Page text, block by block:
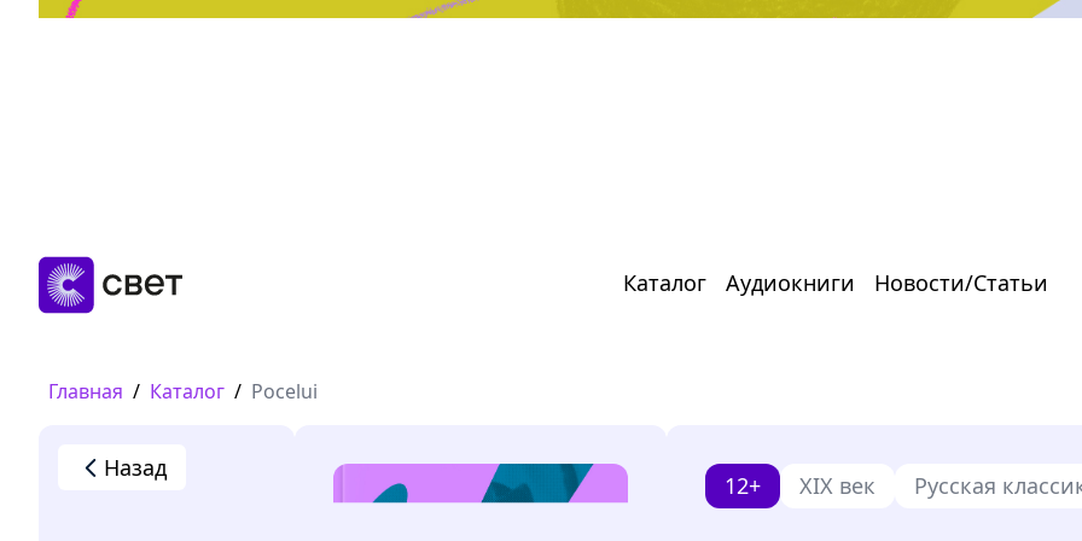
Дружба, любовь, взросление
Каталог Аудиокниги Новости/Статьи
Главная / Каталог / Pocelui
Назад
12+ XIX век Русская